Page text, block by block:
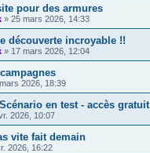
pour des armures
» 25 mars 2026, 14:33
découverte incroyable !!
» 17 mars 2026, 12:04
2026, 18:39
en test - accès gratuit
2026, 10:07
vite fait demain
2026, 16:22